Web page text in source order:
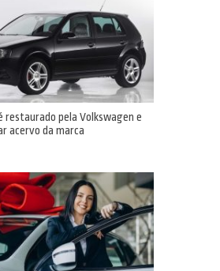
restaurado pela Volkswagen e
acervo da marca